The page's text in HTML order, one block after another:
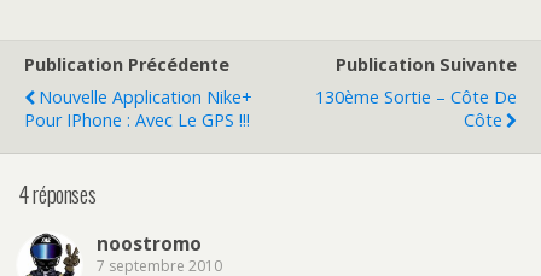
Publication Précédente
Nouvelle Application Nike+
Pour IPhone : Avec Le GPS !!!
Publication Suivante
130ème Sortie – Côte De
Côte
4 réponses
noostromo
7 septembre 2010